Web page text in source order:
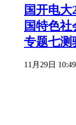
国开电
国特色
专题七测
11月29日 10:49